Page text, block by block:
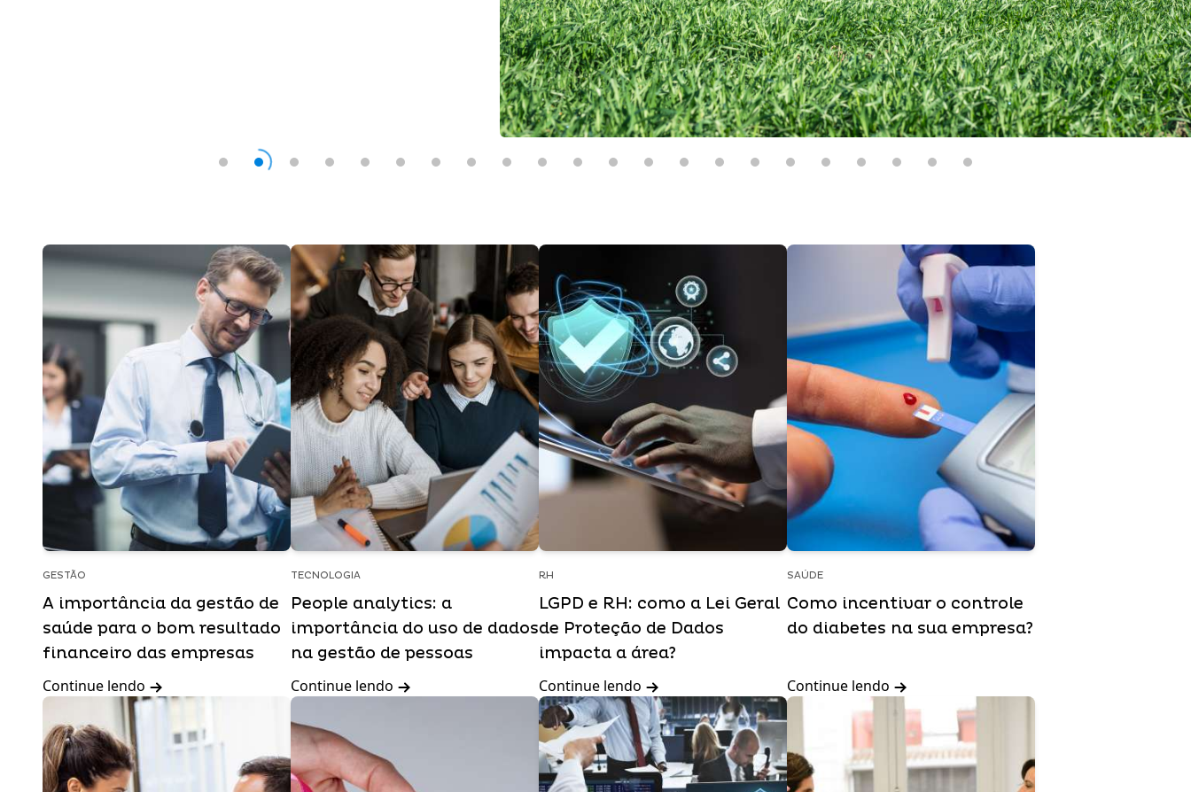
GESTÃO
A importância da gestão de
saúde para o bom resultado
financeiro das empresas
Continue lendo
TECNOLOGIA
People analytics: a
importância do uso de dados
na gestão de pessoas
Continue lendo
RH
LGPD e RH: como a Lei Geral
de Proteção de Dados
impacta a área?
Continue lendo
SAÚDE
Como incentivar o controle
do diabetes na sua empresa?
Continue lendo